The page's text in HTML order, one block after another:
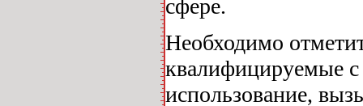
сфере.
Необходимо
квалифицируемые с
использование,